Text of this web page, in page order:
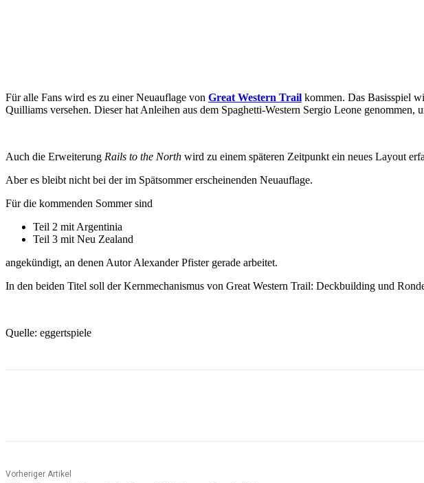
Für alle Fans wird es zu einer Neuauflage von Great Western Trail kommen. Das Basisspiel
Quilliams versehen. Dieser hat Anleihen aus dem Spaghetti-Western Sergio Leone
Auch die Erweiterung Rails to the North wird zu einem späteren Zeitpunkt ein neues Layout
Aber es bleibt nicht bei der im Spätsommer erscheinenden Neuauflage.
Für die kommenden Sommer sind
Teil 2 mit Argentinia
Teil 3 mit Neu Zealand
angekündigt, an denen Autor Alexander Pfister gerade arbeitet.
In den beiden Titel soll der Kernmechanismus von Great Western Trail: Deckbuilding und
Quelle: eggertspiele
Vorheriger Artikel